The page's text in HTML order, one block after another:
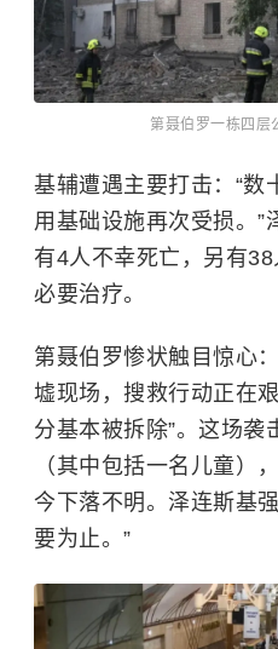
第聂伯罗一栋四层
基辅遭遇主要打击：“数
用基础设施再次受损。”
有4人不幸死亡，另有
必要治疗。
第聂伯罗惨状触目惊心
墟现场，搜救行动正在
分基本被拆除”。这场袭
（其中包括一名儿童）
今下落不明。泽连斯基
要为止。”